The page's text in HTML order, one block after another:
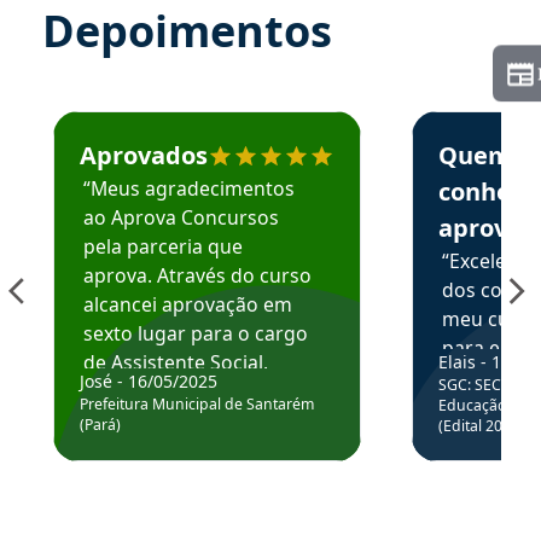
Depoimentos
Estudante José recomenda o Aprova Concursos em
Aprovados
“Meus agradecimentos
ao Aprova Concursos
pela parceria que
aprova. Através do curso
alcancei aprovação em
sexto lugar para o cargo
de Assistente Social.
Hoje estou atuando na
Prefeitura de Santarém.
José - 16/05/2025
Prefeitura Municipal de Santarém
(Pará)
Estudante
Quem
aprova
dos
meu
para
colocar
através
de
Elais - 15/
SGC: SEC BA
Educação
(Edital